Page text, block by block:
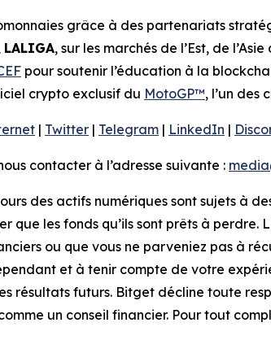
grâce à des partenariats
LALIGA, sur les marchés de l’Est, de
pour soutenir l’éducation à la
crypto exclusif du MotoGP™, l’un des
| Twitter | Telegram | LinkedIn |
contacter à l’adresse suivante :
des actifs numériques sont sujets à
que les fonds qu’ils sont prêts à
ou que vous ne parveniez pas à
et à tenir compte de votre
résultats futurs. Bitget décline toute
un conseil financier. Pour tout